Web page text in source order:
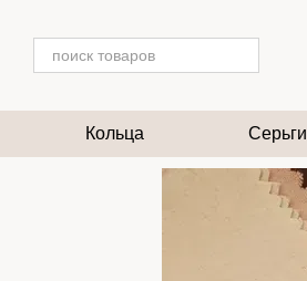
Кольца Серьги